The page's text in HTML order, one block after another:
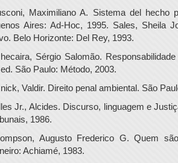
Maximiliano A. Sistema del hecho
Aires: Ad-Hoc, 1995. Sales, Sheila
Belo Horizonte: Del Rey, 1993.
Sérgio Salomão.
São Paulo: Método, 2003.
Valdir. Direito penal ambiental. São
Jr., Alcides. Discurso, linguagem e
1986.
Augusto Frederico G. Quem
Achiamé, 1983.